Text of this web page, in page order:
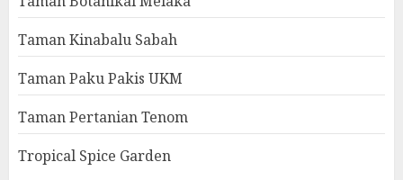
Taman Kinabalu Sabah
Taman Paku Pakis UKM
Taman Pertanian Tenom
Tropical Spice Garden